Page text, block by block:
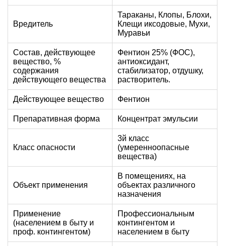
Вредитель
Тараканы, Клопы, Блохи,
Клещи иксодовые, Мухи,
Муравьи
Состав, действующее
вещество, %
содержания
действующего вещества
Фентион 25% (ФОС),
антиоксидант,
стабилизатор, отдушку,
растворитель.
Действующее вещество Фентион
Препаративная форма Концентрат эмульсии
Класс опасности
3й класс
(умеренноопасные
вещества)
Объект применения
В помещениях, на
объектах различного
назначения
Применение
(населением в быту и
проф. контингентом)
Профессиональным
контингентом и
населением в быту